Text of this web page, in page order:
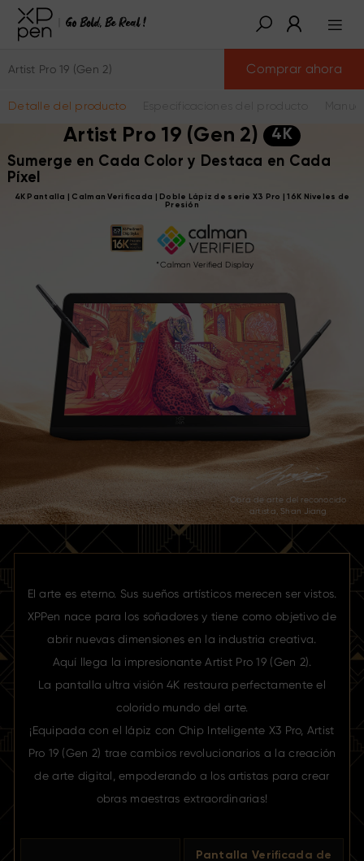
Artist Pro 19 (Gen 2)
Detalle del producto
Comprar ahora
Artist Pro 19 (Gen 2) 4K
Sumerge en Cada Color y Destaca en Cada
Píxel
4K Pantalla | Calman Verificada | Doble Lápiz de serie X3 Pro | 16K Niveles de
Presión
Obra de arte del reconocido
artista, Shan Jiang
*Calman Verified Display
El arte es eterno. Sus sueños artísticos merecen ser vistos.
XPPen nace para los soñadores y tiene como objetivo de
abrirnuevas dimensiones en la industria creativa.
Aquí llega la impresionante Artist Pro 19 (Gen 2).
La pantalla ultra visión 4K restaura perfectamente el
colorido mundo del arte.
¡Equipada con el lápiz con Chip Inteligente X3 Pro, Artist
Pro 19 (Gen 2) trae cambios revolucionarios a la creación
de arte digital,empoderando a los artistas para crear
obras maestras extraordinarias!
Pantalla Verificada de